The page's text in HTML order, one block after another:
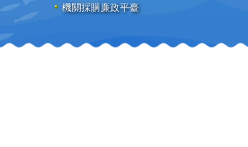
機關採購廉政平臺